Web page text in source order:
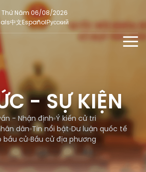
Thứ Năm 06/08/2026
中文EspañolРусский
định
dân
- SỰ KIỆN
- Nhận định Ý kiến cử tri
dân Tin nổi bật Dư luận quốc tế
bầu cử Bầu cử địa phương